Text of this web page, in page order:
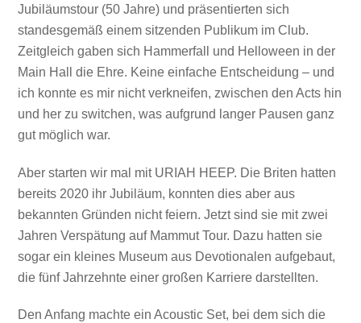
Jubiläumstour (50 Jahre) und präsentierten sich
standesgemäß einem sitzenden Publikum im Club.
Zeitgleich gaben sich Hammerfall und Helloween in der
Main Hall die Ehre. Keine einfache Entscheidung – und
ich konnte es mir nicht verkneifen, zwischen den Acts hin
und her zu switchen, was aufgrund langer Pausen ganz
gut möglich war.
Aber starten wir mal mit URIAH HEEP. Die Briten hatten
bereits 2020 ihr Jubiläum, konnten dies aber aus
bekannten Gründen nicht feiern. Jetzt sind sie mit zwei
Jahren Verspätung auf Mammut Tour. Dazu hatten sie
sogar ein kleines Museum aus Devotionalen aufgebaut,
die fünf Jahrzehnte einer großen Karriere darstellten.
Den Anfang machte ein Acoustic Set, bei dem sich die